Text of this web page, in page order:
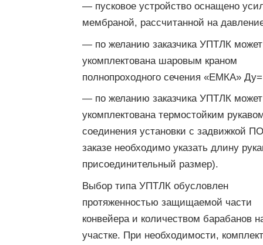
— пусковое устройство оснащено
мембраной, рассчитанной на
— по желанию заказчика УПТЛК
укомплектована шаровым краном
полнопроходного сечения «ЕМКА»
— по желанию заказчика УПТЛК
укомплектована термостойким
соединения установки с задвижкой
заказе необходимо указать длину
присоединительный размер).
Выбор типа УПТЛК обусловлен
протяженностью защищаемой части
конвейера и количеством барабанов
участке. При необходимости,